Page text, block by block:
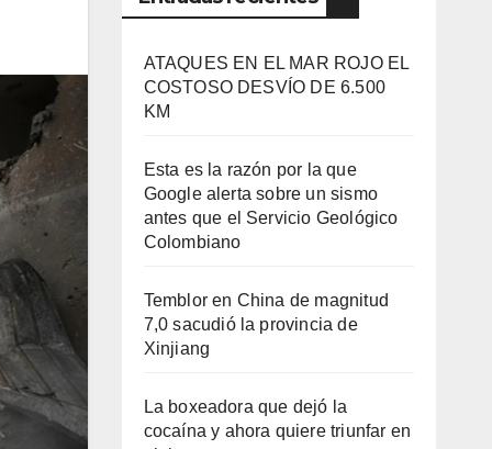
ATAQUES EN EL MAR ROJO EL
COSTOSO DESVÍO DE 6.500
KM
Esta es la razón por la que
Google alerta sobre un sismo
antes que el Servicio Geológico
Colombiano
Temblor en China de magnitud
7,0 sacudió la provincia de
Xinjiang
La boxeadora que dejó la
cocaína y ahora quiere triunfar en